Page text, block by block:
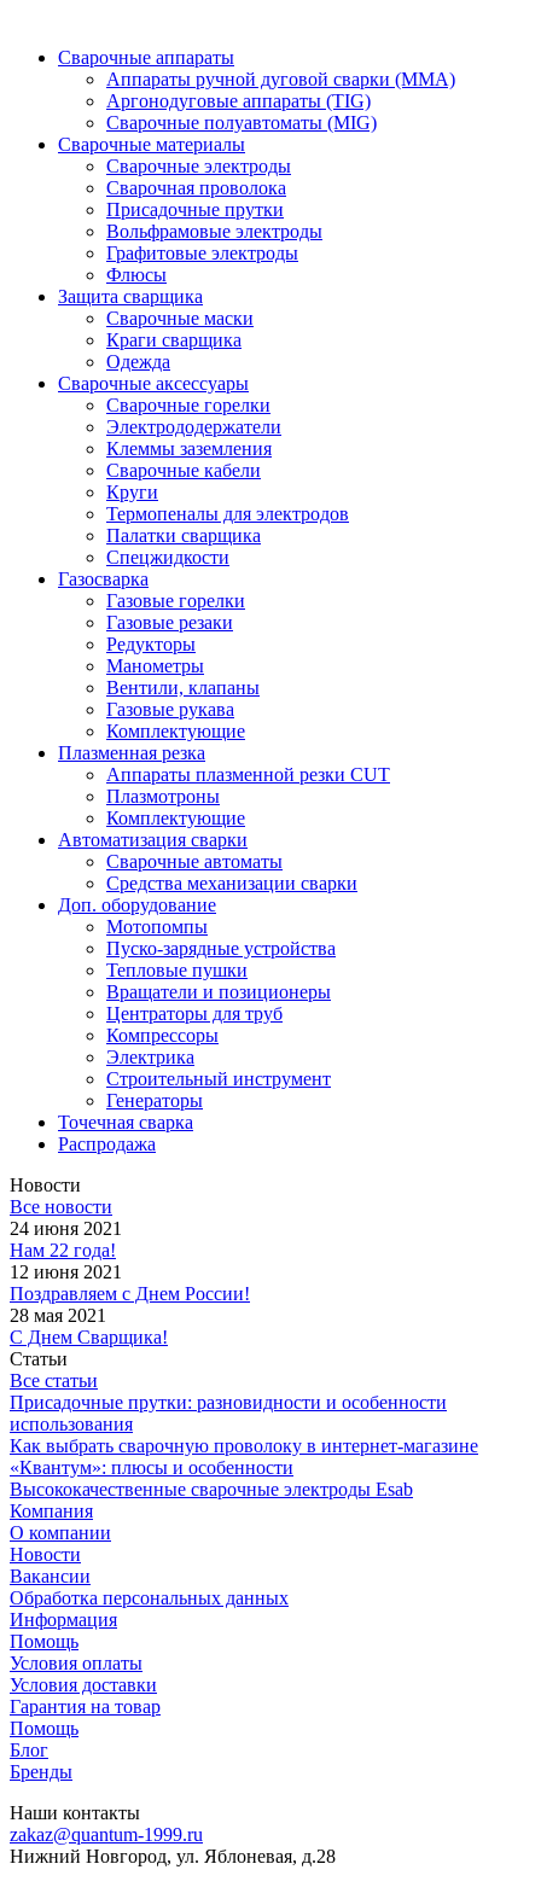
Сварочные аппараты
Аппараты ручной дуговой сварки (MMA)
Аргонодуговые аппараты (TIG)
Сварочные полуавтоматы (MIG)
Сварочные материалы
Сварочные электроды
Сварочная проволока
Присадочные прутки
Вольфрамовые электроды
Графитовые электроды
Флюсы
Защита сварщика
Сварочные маски
Краги сварщика
Одежда
Сварочные аксессуары
Сварочные горелки
Электрододержатели
Клеммы заземления
Сварочные кабели
Круги
Термопеналы для электродов
Палатки сварщика
Спецжидкости
Газосварка
Газовые горелки
Газовые резаки
Редукторы
Манометры
Вентили, клапаны
Газовые рукава
Комплектующие
Плазменная резка
Аппараты плазменной резки CUT
Плазмотроны
Комплектующие
Автоматизация сварки
Сварочные автоматы
Средства механизации сварки
Доп. оборудование
Мотопомпы
Пуско-зарядные устройства
Тепловые пушки
Вращатели и позиционеры
Центраторы для труб
Компрессоры
Электрика
Строительный инструмент
Генераторы
Точечная сварка
Распродажа
Новости
Все новости
24 июня 2021
Нам 22 года!
12 июня 2021
Поздравляем с Днем России!
28 мая 2021
С Днем Сварщика!
Статьи
Все статьи
Присадочные прутки: разновидности и особенности
использования
Как выбрать сварочную проволоку в интернет-магазине
«Квантум»: плюсы и особенности
Высококачественные сварочные электроды Esab
Компания
О компании
Новости
Вакансии
Обработка персональных данных
Информация
Помощь
Условия оплаты
Условия доставки
Гарантия на товар
Помощь
Блог
Бренды
Наши контакты
zakaz@quantum-1999.ru
Нижний Новгород, ул. Яблоневая, д.28